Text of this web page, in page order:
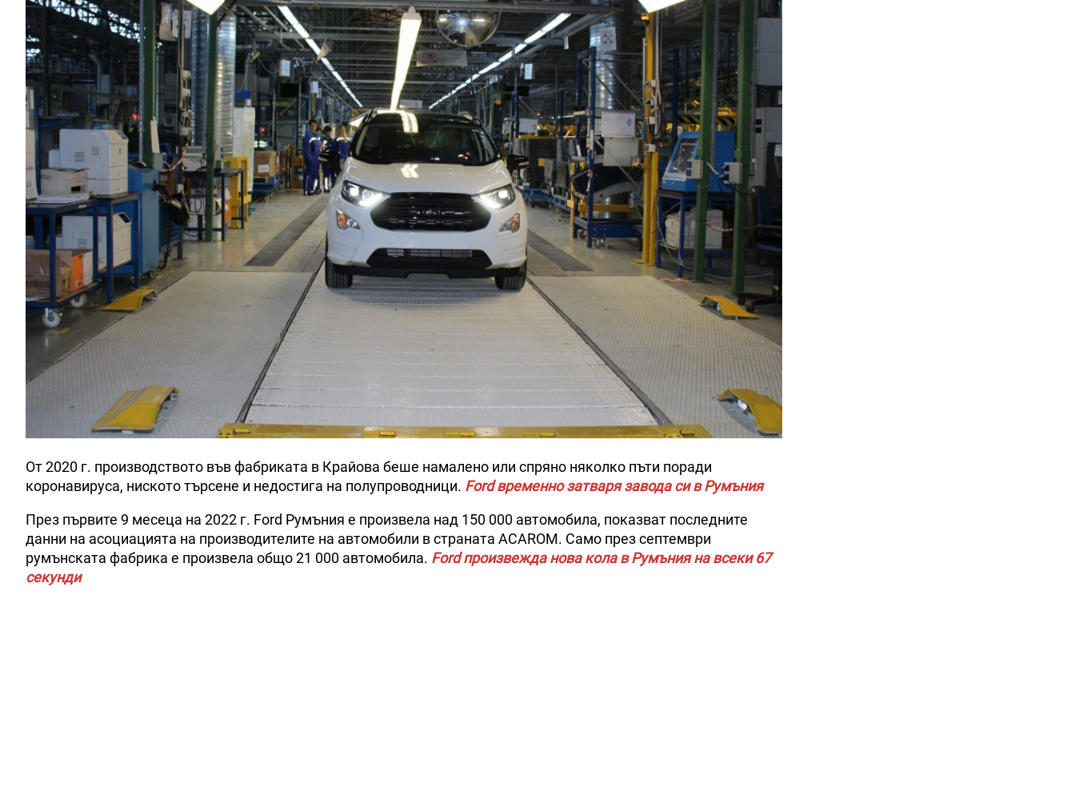
От 2020 г. производството във фабриката в Крайова беше намалено или спряно няколко пъти поради
коронавируса, ниското търсене и недостига на полупроводници. Ford временно затваря завода си в Румъния
През първите 9 месеца на 2022 г. Ford Румъния е произвела над 150 000 автомобила, показват последните
данни на асоциацията на производителите на автомобили в страната ACAROM. Само през септември
румънската фабрика е произвела общо 21 000 автомобила. Ford произвежда нова кола в Румъния на всеки 67
секунди